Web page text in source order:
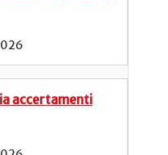
accertamenti